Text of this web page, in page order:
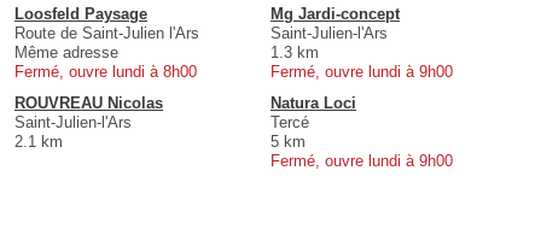
Loosfeld Paysage
Route de Saint-Julien l'Ars
Même adresse
Fermé, ouvre lundi à 8h00
Mg Jardi-concept
Saint-Julien-l'Ars
1.3 km
Fermé, ouvre lundi à 9h00
ROUVREAU Nicolas
Saint-Julien-l'Ars
2.1 km
Natura Loci
Tercé
5 km
Fermé, ouvre lundi à 9h00